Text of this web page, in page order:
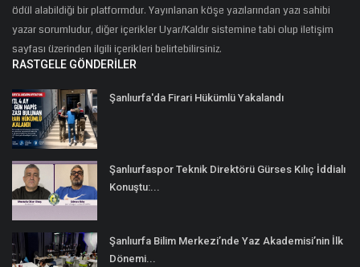
ödül alabildiği bir platformdur. Yayınlanan köşe yazılarından yazı sahibi
yazar sorumludur, diğer içerikler Uyar/Kaldır sistemine tabi olup iletişim
sayfası üzerinden ilgili içerikleri belirtebilirsiniz.
RASTGELE GÖNDERILER
Şanlıurfa'da Firari Hükümlü Yakalandı
Şanlıurfaspor Teknik Direktörü Gürses Kılıç İddialı
Konuştu:...
Şanlıurfa Bilim Merkezi’nde Yaz Akademisi’nin İlk
Dönemi...